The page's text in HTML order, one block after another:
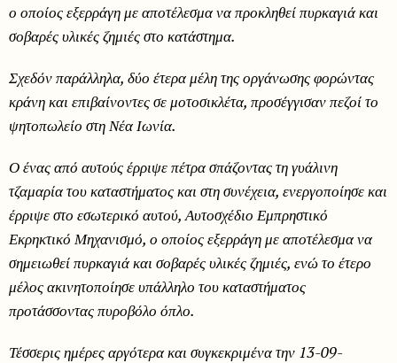
ο οποίος εξερράγη με αποτέλεσμα να προκληθεί πυρκαγιά και
σοβαρές υλικές ζημιές στο κατάστημα.
Σχεδόν παράλληλα, δύο έτερα μέλη της οργάνωσης φορώντας
κράνη και επιβαίνοντες σε μοτοσικλέτα, προσέγγισαν πεζοί το
ψητοπωλείο στη Νέα Ιωνία.
Ο ένας από αυτούς έρριψε πέτρα σπάζοντας τη γυάλινη
τζαμαρία του καταστήματος και στη συνέχεια, ενεργοποίησε και
έρριψε στο εσωτερικό αυτού, Αυτοσχέδιο Εμπρηστικό
Εκρηκτικό Μηχανισμό, ο οποίος εξερράγη με αποτέλεσμα να
σημειωθεί πυρκαγιά και σοβαρές υλικές ζημιές, ενώ το έτερο
μέλος ακινητοποίησε υπάλληλο του καταστήματος
προτάσσοντας πυροβόλο όπλο.
Τέσσερις ημέρες αργότερα και συγκεκριμένα την 13-09-